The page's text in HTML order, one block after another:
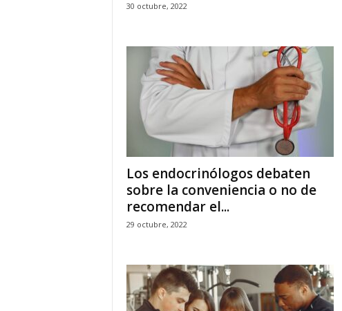
30 octubre, 2022
Los endocrinólogos debaten
sobre la conveniencia o no de
recomendar el...
29 octubre, 2022